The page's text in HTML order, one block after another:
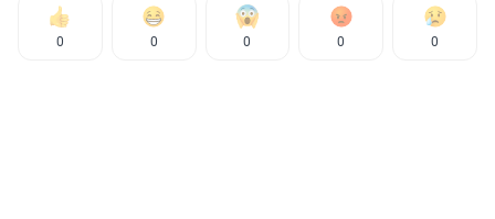
0 0 0 0 0